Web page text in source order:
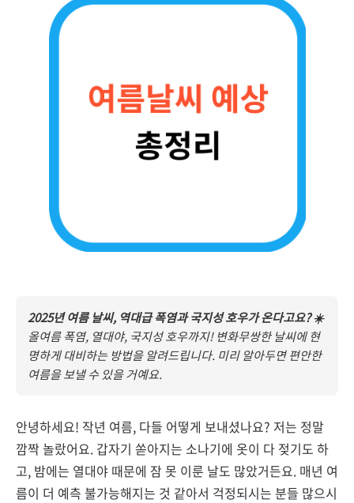
2025년 여름 날씨, 역대급 폭염과 국지성 호우가 온다고요? ☀️
올여름 폭염, 열대야, 국지성 호우까지! 변화무쌍한 날씨에 현
명하게 대비하는 방법을 알려드립니다. 미리 알아두면 편안한
여름을 보낼 수 있을 거예요.
안녕하세요! 작년 여름, 다들 어떻게 보내셨나요? 저는 정말
깜짝 놀랐어요. 갑자기 쏟아지는 소나기에 옷이 다 젖기도 하
고, 밤에는 열대야 때문에 잠 못 이룬 날도 많았거든요. 매년 여
름이 더 예측 불가능해지는 것 같아서 걱정되시는 분들 많으시